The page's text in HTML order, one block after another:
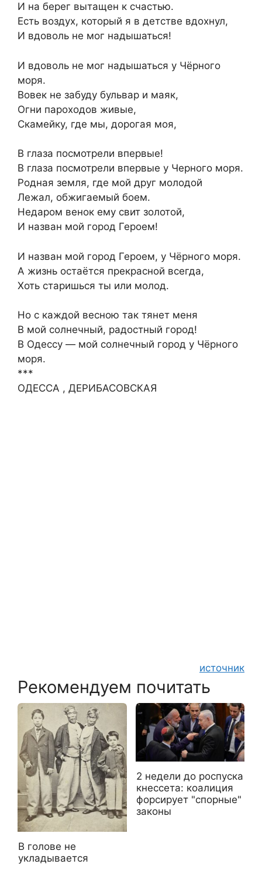
И на берег вытащен к счастью.
Есть воздух, который я в детстве вдохнул,
И вдоволь не мог надышаться!
И вдоволь не мог надышаться у Чёрного
моря.
Вовек не забуду бульвар и маяк,
Огни пароходов живые,
Скамейку, где мы, дорогая моя,
В глаза посмотрели впервые!
В глаза посмотрели впервые у Черного моря.
Родная земля, где мой друг молодой
Лежал, обжигаемый боем.
Недаром венок ему свит золотой,
И назван мой город Героем!
И назван мой город Героем, у Чёрного моря.
А жизнь остаётся прекрасной всегда,
Хоть старишься ты или молод.
Но с каждой весною так тянет меня
В мой солнечный, радостный город!
В Одессу — мой солнечный город у Чёрного
моря.
***
ОДЕССА , ДЕРИБАСОВСКАЯ
источник
Рекомендуем почитать
В голове не
укладывается
2 недели до роспуска
кнессета: коалиция
форсирует "спорные"
законы